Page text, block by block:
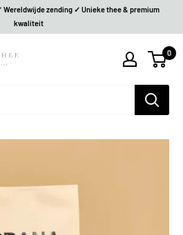
zending ✓ Unieke thee & premium
kwaliteit
0